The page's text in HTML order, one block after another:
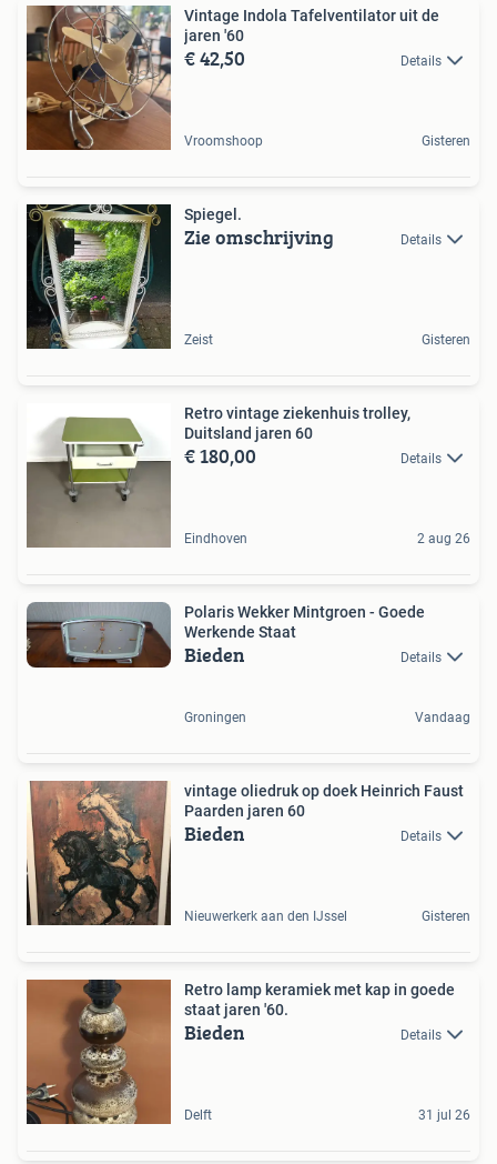
Vintage Indola Tafelventilator uit de
jaren '60
€ 42,50 Details
Vroomshoop Gisteren
Spiegel.
Zie omschrijving Details
Zeist Gisteren
Retro vintage ziekenhuis trolley,
Duitsland jaren 60
€ 180,00 Details
Eindhoven 2 aug 26
Polaris Wekker Mintgroen - Goede
Werkende Staat
Bieden Details
Groningen Vandaag
vintage oliedruk op doek Heinrich Faust
Paarden jaren 60
Bieden Details
Nieuwerkerk aan den IJssel Gisteren
Retro lamp keramiek met kap in goede
staat jaren '60.
Bieden Details
Delft 31 jul 26